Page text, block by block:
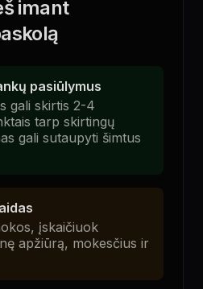
imant
pasiūlymus
gali skirtis 2-4
tarp skirtingų
gali sutaupyti šimtus
įskaičiuok
apžiūrą, mokesčius ir